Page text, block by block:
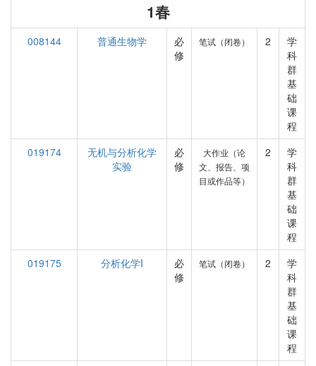
1春
008144 普通生物学
必
修
笔试（闭卷） 2
学
科
群
基
础
课
程
019174
无机与分析化学
实验
必
修
大作业（论
文、报告、项
目或作品等）
2
学
科
群
基
础
课
程
019175
分析化学I
必
修
笔试（闭卷） 2
学
科
群
基
础
课
程